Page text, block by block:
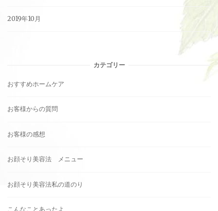
2019年10月
カテゴリー
おすすめホームケア
お客様からの質問
お客様の感想
お顔そり美容法 メニュー
お顔そり美容法私の道のり